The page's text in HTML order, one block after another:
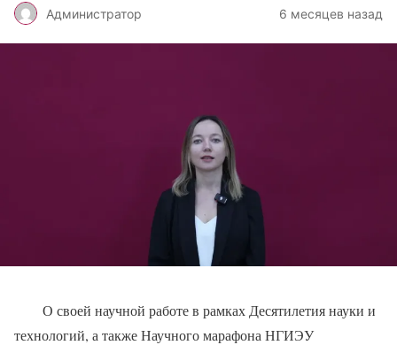
Администратор 6 месяцев назад
О своей научной работе в рамках Десятилетия науки и
технологий, а также Научного марафона НГИЭУ